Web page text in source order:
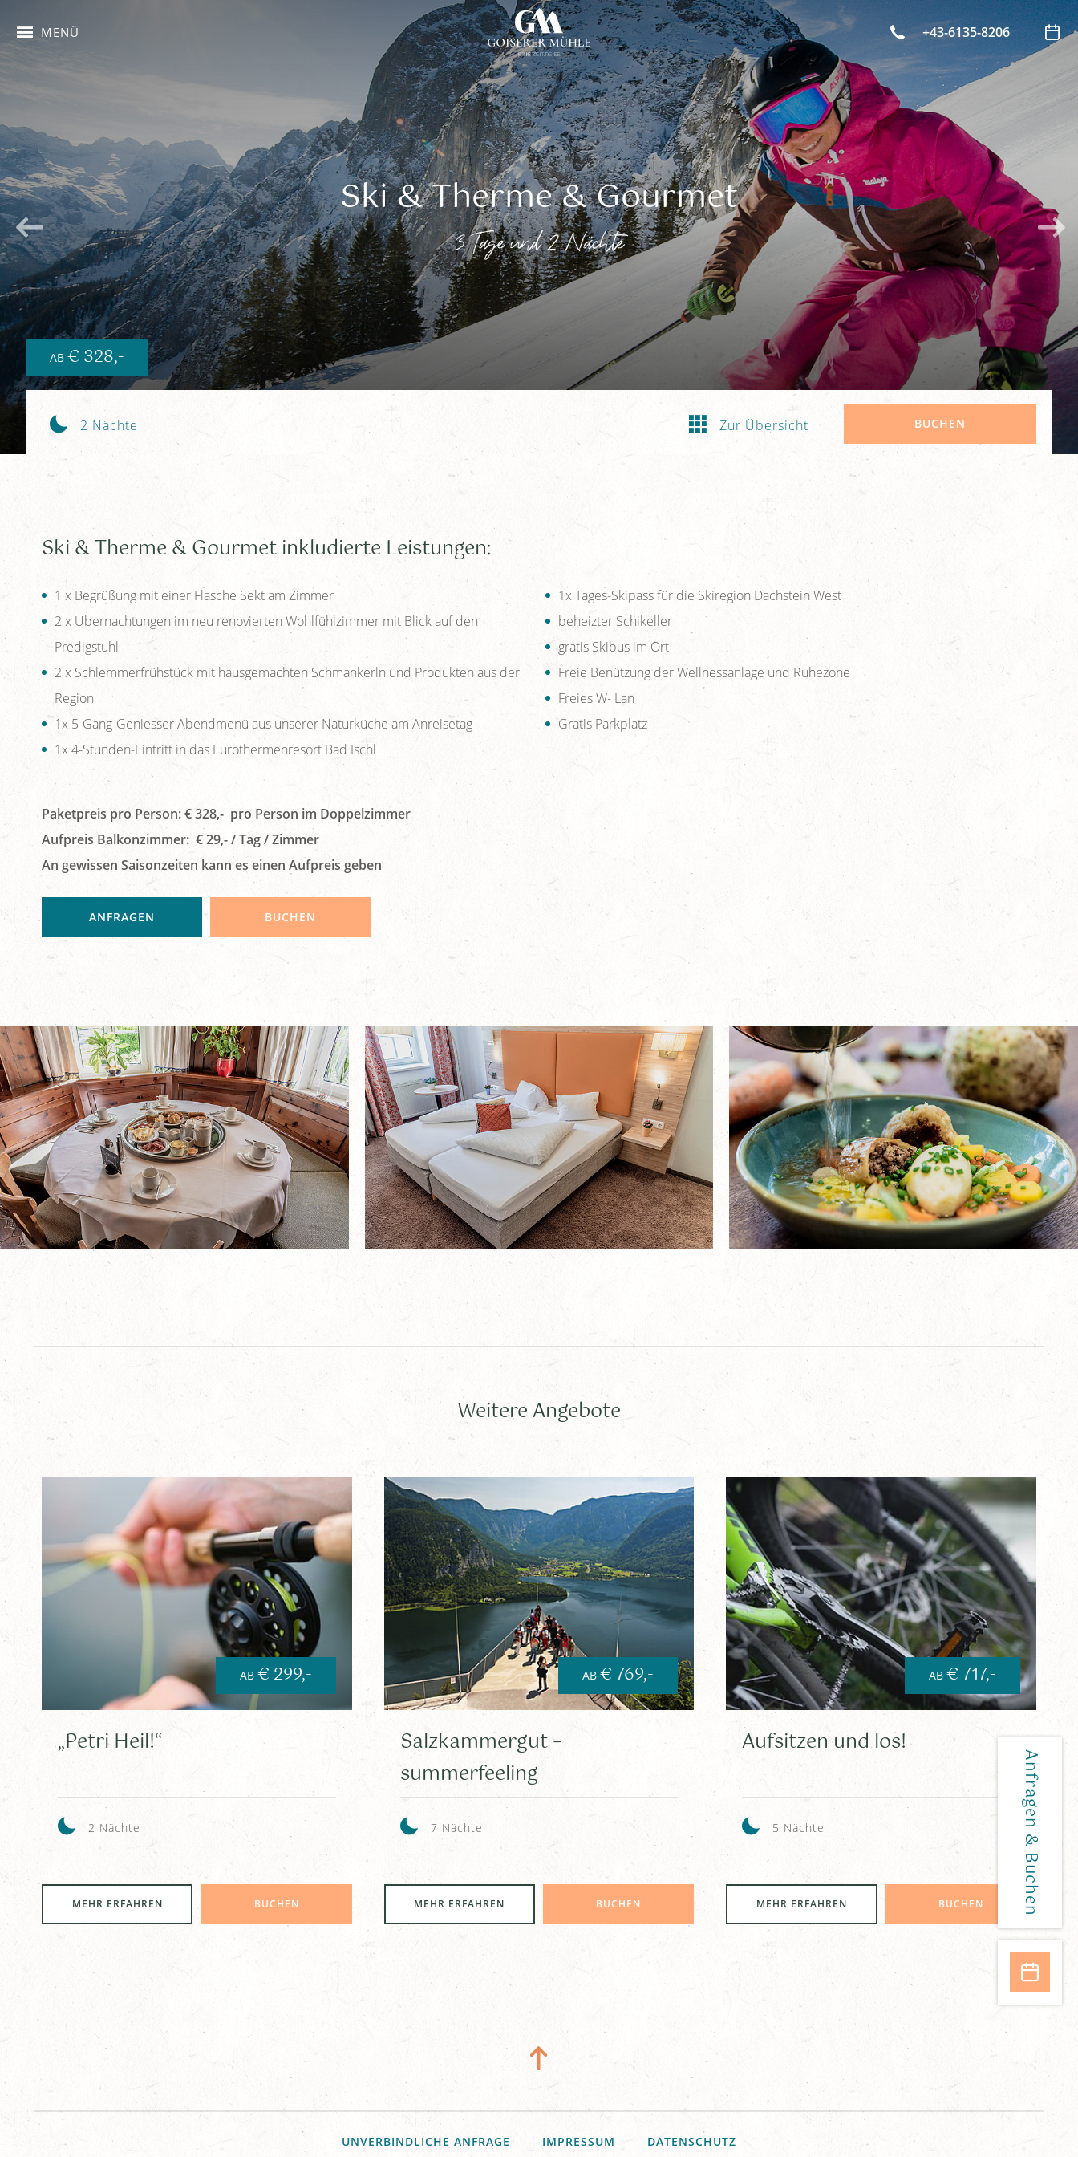
MENÜ +43-6135-8206
Ski & Therme & Gourmet
3 Tage und 2 Nächte
2 Nächte
AB € 328,-
Zur Übersicht BUCHEN
Ski & Therme & Gourmet inkludierte Leistungen:
1 x Begrüßung mit einer Flasche Sekt am Zimmer
2 x Übernachtungen im neu renovierten Wohlfühlzimmer mit Blick auf den
Predigstuhl
2 x Schlemmerfrühstück mit hausgemachten Schmankerln und Produkten aus der
Region
1x 5-Gang-Geniesser Abendmenü aus unserer Naturküche am Anreisetag
1x 4-Stunden-Eintritt in das Eurothermenresort Bad Ischl
1x Tages-Skipass für die Skiregion Dachstein West
beheizter Schikeller
gratis Skibus im Ort
Freie Benützung der Wellnessanlage und Ruhezone
Freies W- Lan
Gratis Parkplatz
Paketpreis pro Person: € 328,- pro Person im Doppelzimmer
Aufpreis Balkonzimmer: € 29,- / Tag / Zimmer
An gewissen Saisonzeiten kann es einen Aufpreis geben
ANFRAGEN BUCHEN
Weitere Angebote
AB € 299,-
„Petri Heil!“
2 Nächte
MEHR ERFAHREN BUCHEN
AB€ 769,-
Salzkammergut –
summerfeeling
7 Nächte
MEHR ERFAHREN BUCHEN
AB € 717,-
Aufsitzen und los!
5 Nächte
MEHR ERFAHREN BUCHEN
UNVERBINDLICHE ANFRAGE IMPRESSUM DATENSCHUTZ